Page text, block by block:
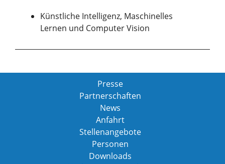
Künstliche Intelligenz, Maschinelles
Lernen und Computer Vision
Presse
Partnerschaften
News
Anfahrt
Stellenangebote
Personen
Downloads